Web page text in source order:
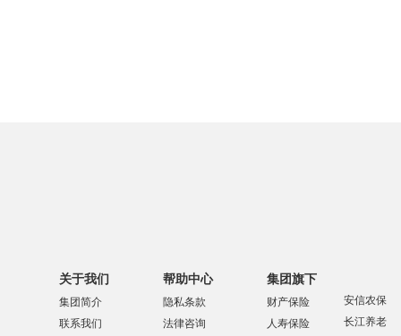
关于我们
集团简介
联系我们
帮助中心
隐私条款
法律咨询
集团旗下
财产保险
人寿保险
安信农保
长江养老